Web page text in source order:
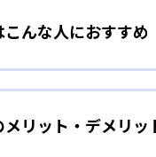
ボットプログラミン
ず学習を開始できる
2 ペアラーニ
こんな人におすすめ
学2年生を対象に、
メリット・デメリッ